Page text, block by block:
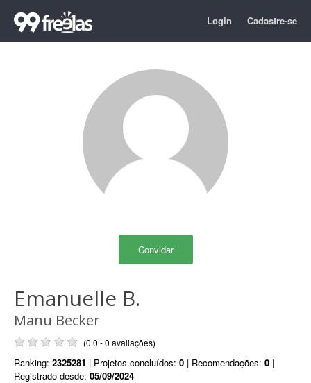
Login Cadastre-se
Convidar
Emanuelle B.
Manu Becker
(0.0 - 0 avaliações)
Ranking: 2325281 | Projetos concluídos: 0 | Recomendações: 0 |
Registrado desde: 05/09/2024